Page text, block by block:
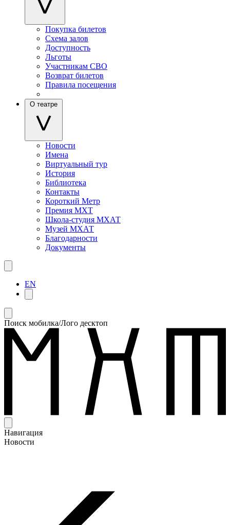
Покупка билетов
Схема залов
Доступность
Льготы
Участникам СВО
Возврат билетов
Правила посещения
О театре
Новости
Имена
Виртуальный тур
История
Библиотека
Контакты
Короткий Метр
Премия МХТ
Школа-студия МХАТ
Музей МХАТ
Благодарности
Документы
EN
Поиск мобилка/Лого десктоп
Навигация
Новости